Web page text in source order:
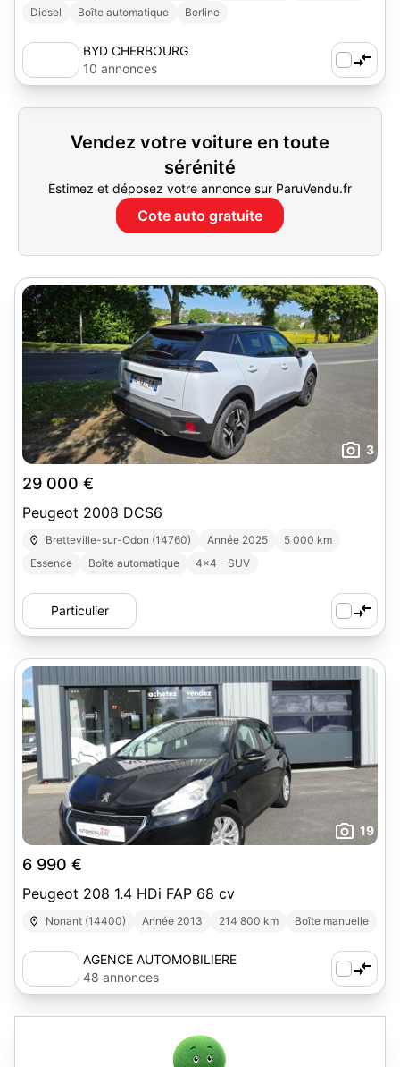
Diesel
Boîte automatique Berline
BYD CHERBOURG
10 annonces
Vendez votre voiture en toute
sérénité
Estimez et déposez votre annonce sur ParuVendu.fr
Cote auto gratuite
3
29 000 €
Peugeot 2008 DCS6
Bretteville-sur-Odon (14760) Année 2025
5 000 km
Essence
Boîte automatique 4x4 - SUV
Particulier
19
6 990 €
Peugeot 208 1.4 HDi FAP 68 cv
Nonant (14400) Année 2013 214 800 km Boîte manuelle
AGENCE AUTOMOBILIERE
48 annonces